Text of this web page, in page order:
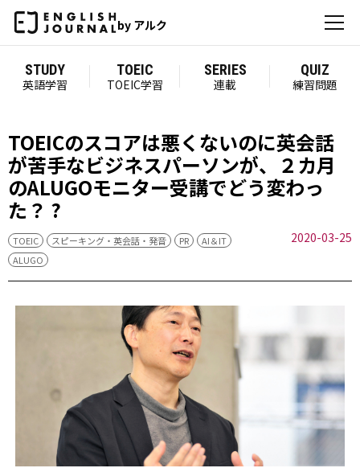
by アルク
STUDY
英語学習
TOEIC
TOEIC学習
SERIES
連載
QUIZ
練習問題
TOEICのスコアは悪くないのに英会話
が苦手なビジネスパーソンが、２カ月
のALUGOモニター受講でどう変わっ
た？ ?
TOEIC スピーキング・英会話・発音 PR
AI＆IT
ALUGO
2020-03-25